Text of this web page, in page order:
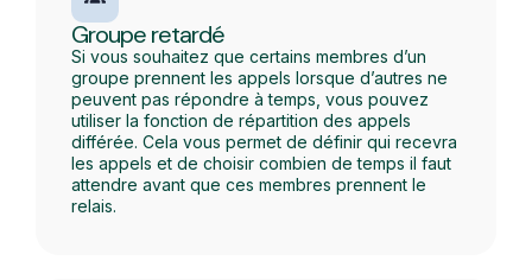
Groupe retardé
Si vous souhaitez que certains membres d’un
groupe prennent les appels lorsque d’autres ne
peuvent pas répondre à temps, vous pouvez
utiliser la fonction de répartition des appels
différée. Cela vous permet de définir qui recevra
les appels et de choisir combien de temps il faut
attendre avant que ces membres prennent le
relais.